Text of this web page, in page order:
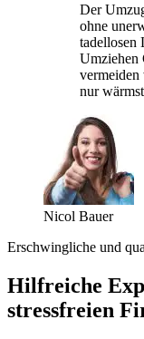
Der
ohne
tadellosen
Umziehen
nur
Nicol Bauer
Erschwingliche und
Hilfreiche
stressfreien